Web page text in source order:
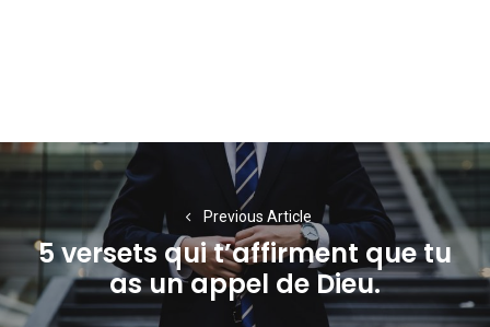
Navigation
l’article
Previous Article
Previous
post:
5 versets qui t’affirment que tu
as un appel de Dieu.